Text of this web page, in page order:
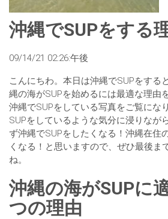
沖縄でSUPをする
09/14/21 02:26:午後
こんにちわ。本日は沖縄でSUPをする
縄の海がSUPを始めるには最適な理由
沖縄でSUPをしている写真をご覧にな
SUPをしているような気分に浸りなが
ず沖縄でSUPをしたくなる！沖縄在住
くなる！と思いますので、ぜひ最後ま
ね。
沖縄の海がSUPに
つの理由